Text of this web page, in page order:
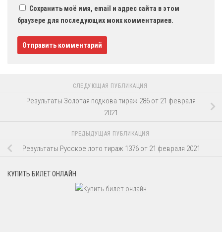
Сохранить моё имя, email и адрес сайта в этом
браузере для последующих моих комментариев.
СЛЕДУЮЩАЯ ПУБЛИКАЦИЯ
Результаты Золотая подкова тираж 286 от 21 февраля
2021
ПРЕДЫДУЩАЯ ПУБЛИКАЦИЯ
Результаты Русское лото тираж 1376 от 21 февраля 2021
КУПИТЬ БИЛЕТ ОНЛАЙН